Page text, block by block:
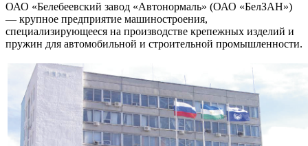
ОАО «Белебеевский завод «Автонормаль» (ОАО «БелЗАН»)
— крупное предприятие машиностроения,
специализирующееся на производстве крепежных изделий и
пружин для автомобильной и строительной промышленности.